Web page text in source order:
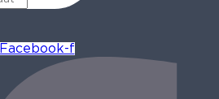
Facebook-f